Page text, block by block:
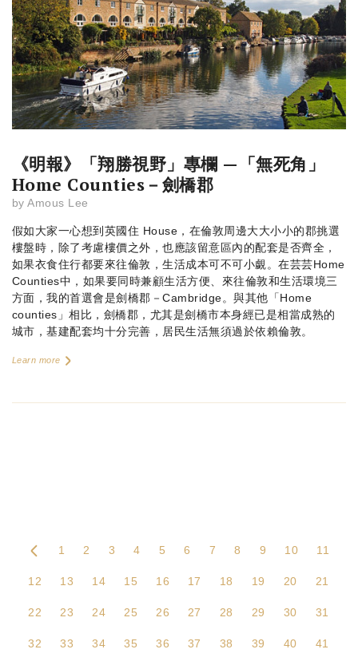
《明報》「翔勝視野」專欄 —「無死角」
Home Counties－劍橋郡
by Amous Lee
假如大家一心想到英國住 House，在倫敦周邊大大小小的郡挑選
樓盤時，除了考慮樓價之外，也應該留意區內的配套是否齊全，
如果衣食住行都要來往倫敦，生活成本可不可小覷。在芸芸Home
Counties中，如果要同時兼顧生活方便、來往倫敦和生活環境三
方面，我的首選會是劍橋郡－Cambridge。與其他「Home
counties」相比，劍橋郡，尤其是劍橋市本身經已是相當成熟的
城市，基建配套均十分完善，居民生活無須過於依賴倫敦。
Learn more
1 2 3 4 5 6 7 8 9 10 11
12 13 14 15 16 17 18 19 20 21
22 23 24 25 26 27 28 29 30 31
32 33 34 35 36 37 38 39 40 41